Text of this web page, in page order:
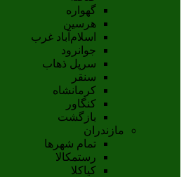
گهواره
هرسین
اسلام‌‌آباد غرب
جوانرود
سرپل ذهاب
سنقر
کرمانشاه
کنگاور
بازگشت
مازندران
تمام شهر‌ها
رستمکالا
کیاکلا